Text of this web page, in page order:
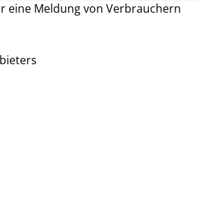
eine Meldung von Verbrauchern